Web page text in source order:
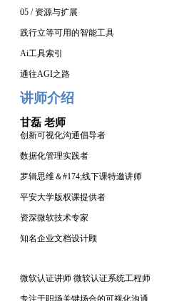
05 / 资源与扩展
践行立等可用的智能工具
Ai工具索引
通往AGI之路
讲师介绍
甘磊 老师
创新可视化沟通倡导者
数据化管理实践者
罗辑思维＆#174;线下课特邀讲师
平安大学版权课提供者
资深微软技术专家
知名企业文档设计顾
微软认证讲师 微软认证系统工程师
专注于职场关键场合的可视化沟通